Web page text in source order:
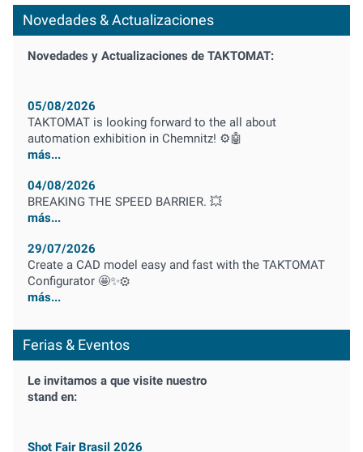
Novedades & Actualizaciones
Novedades y Actualizaciones de TAKTOMAT:
05/08/2026
TAKTOMAT is looking forward to the all about
automation exhibition in Chemnitz! ⚙️🤖
más...
04/08/2026
BREAKING THE SPEED BARRIER. 💥
más...
29/07/2026
Create a CAD model easy and fast with the TAKTOMAT
Configurator 🤩✨⚙️
más...
Ferias & Eventos
Le invitamos a que visite nuestro
stand en:
Shot Fair Brasil 2026